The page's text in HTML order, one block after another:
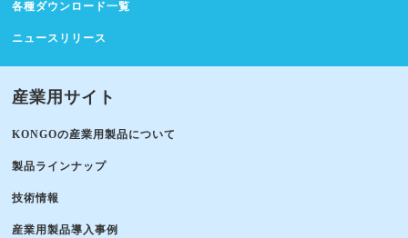
各種ダウンロード一覧
ニュースリリース
産業用サイト
KONGOの産業用製品について
製品ラインナップ
技術情報
産業用製品導入事例